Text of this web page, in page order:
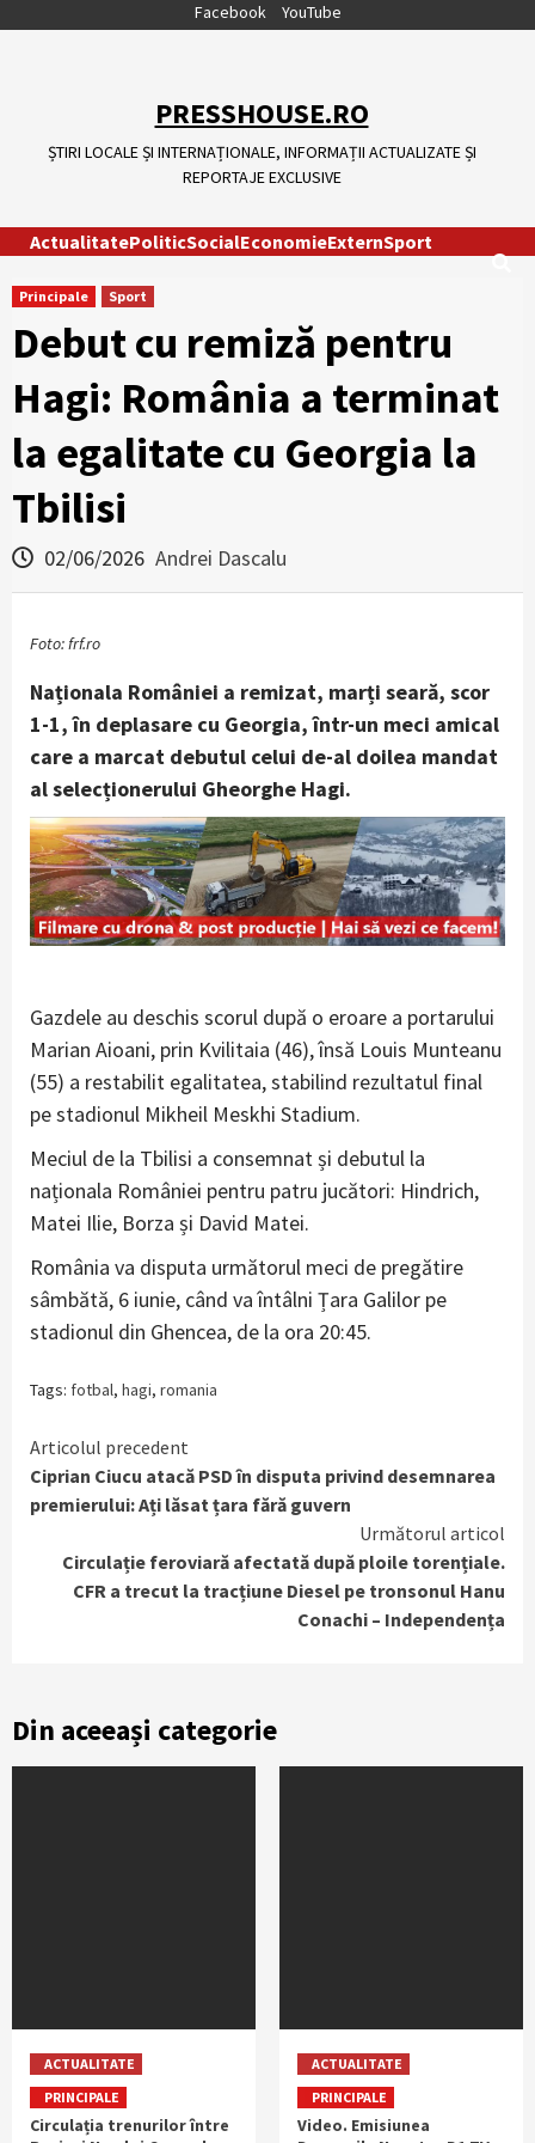
Facebook YouTube
PRESSHOUSE.RO
ȘTIRI LOCALE ȘI INTERNAȚIONALE, INFORMAȚII ACTUALIZATE ȘI
REPORTAJE EXCLUSIVE
ActualitatePoliticSocialEconomieExternSport
Principale Sport
Debut cu remiză pentru
Hagi: România a terminat
la egalitate cu Georgia la
Tbilisi
02/06/2026 Andrei Dascalu
Foto: frf.ro
Naționala României a remizat, marți seară, scor
1-1, în deplasare cu Georgia, într-un meci amical
care a marcat debutul celui de-al doilea mandat
al selecționerului Gheorghe Hagi.
Gazdele au deschis scorul după o eroare a portarului
Marian Aioani, prin Kvilitaia (46), însă Louis Munteanu
(55) a restabilit egalitatea, stabilind rezultatul final
pe stadionul Mikheil Meskhi Stadium.
Meciul de la Tbilisi a consemnat și debutul la
naționala României pentru patru jucători: Hindrich,
Matei Ilie, Borza și David Matei.
România va disputa următorul meci de pregătire
sâmbătă, 6 iunie, când va întâlni Țara Galilor pe
stadionul din Ghencea, de la ora 20:45.
Tags: fotbal, hagi, romania
Continue
Reading
Articolul precedent
Ciprian Ciucu atacă PSD în disputa privind desemnarea
premierului: Ați lăsat țara fără guvern
Următorul articol
Circulație feroviară afectată după ploile torențiale.
CFR a trecut la tracțiune Diesel pe tronsonul Hanu
Conachi – Independența
Din aceeași categorie
ACTUALITATE
PRINCIPALE
Circulația trenurilor între
ACTUALITATE
PRINCIPALE
Video. Emisiunea